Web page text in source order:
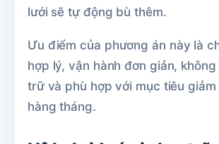
lưới sẽ tự động bù thêm.
Ưu điểm của phương án này là
hợp lý, vận hành đơn giản,
trữ và phù hợp với mục tiêu
hàng tháng.